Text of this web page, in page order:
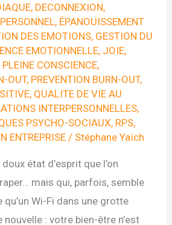
, DECONNEXION,
, ÉPANOUISSEMENT
DES EMOTIONS, GESTION DU
EMOTIONNELLE, JOIE,
PLEINE CONSCIENCE,
OUT, PREVENTION BURN-OUT,
, QUALITE DE VIE AU
INTERPERSONNELLES,
PSYCHO-SOCIAUX, RPS,
ENTREPRISE / Stéphane Yaïch
état d’esprit que l’on
mais qui, parfois, semble
Wi-Fi dans une grotte
: votre bien-être n’est